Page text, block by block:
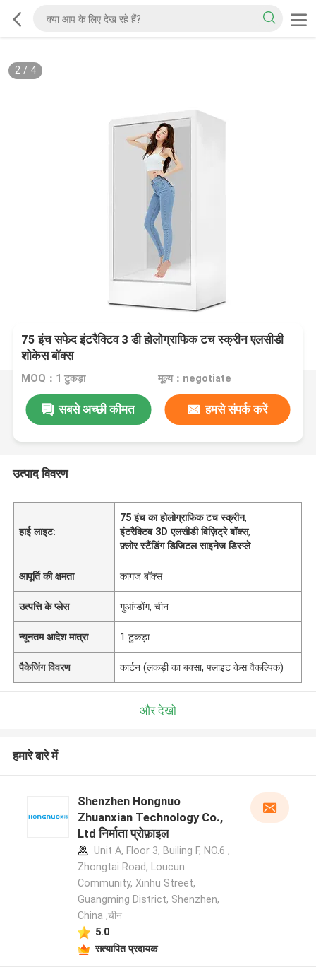
2/ 4
75 इंच सफेद इंटरैक्टिव 3 डी होलोग्राफिक टच स्क्रीन एलसीडी
शोकेस बॉक्स
MOQ：1 टुकड़ा मूल्य：negotiate
सबसे अच्छी कीमत हमसे संपर्क करें
उत्पाद विवरण
हाई लाइट:
75 इंच का होलोग्राफिक टच स्क्रीन,
इंटरैक्टिव 3D एलसीडी विज़िट्रे बॉक्स,
फ़्लोर स्टैंडिंग डिजिटल साइनेज डिस्प्ले
आपूर्ति की क्षमता कागज बॉक्स
उत्पत्ति के प्लेस गुआंग्डोंग, चीन
न्यूनतम आदेश मात्रा 1 टुकड़ा
पैकेजिंग विवरण कार्टन (लकड़ी का बक्सा, फ्लाइट केस वैकल्पिक)
और देखो
हमारे बारे में
Shenzhen Hongnuo
Zhuanxian Technology Co.,
Ltd निर्माता प्रोफ़ाइल
Unit A, Floor 3, Builing F, NO.6 ,
Zhongtai Road, Loucun
Community, Xinhu Street,
Guangming District, Shenzhen,
China ,चीन
5.0
सत्यापित प्रदायक